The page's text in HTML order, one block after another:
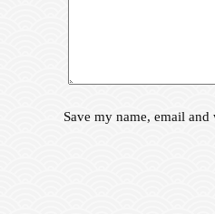
Save my name, email